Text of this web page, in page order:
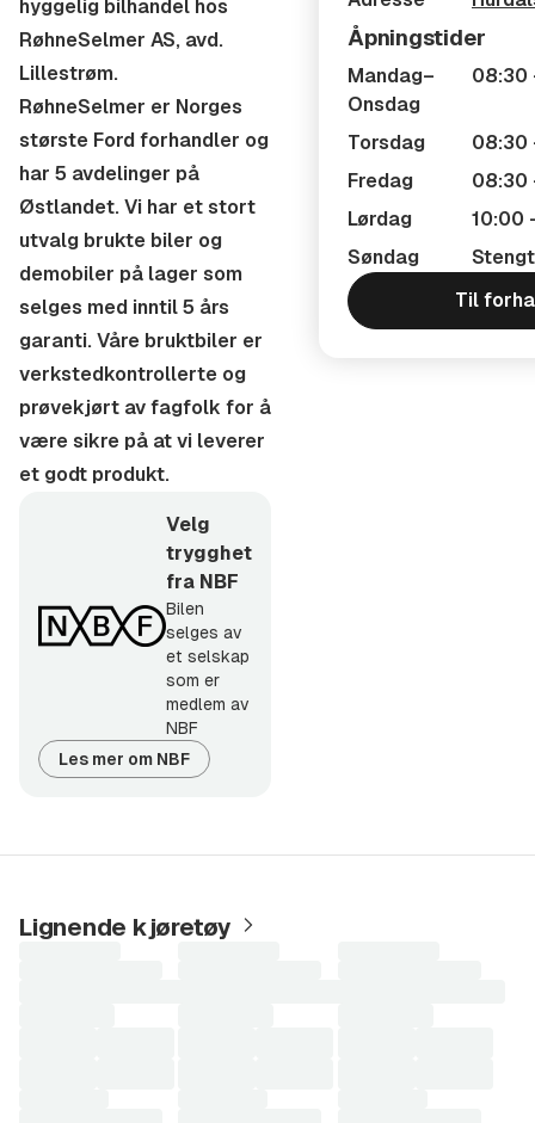
Norges største Ford forhandler i en årrekke. Vi har et
stor utvalg brukte biler og demobiler som selges med
inntil 5 års garanti. Våre bruktbiler er
verkstedkontrollerte og prøvekjørt av fagfolk for å
være sikre på at vi leverer et godt produkt. Vi leverer
biler over hele landet, og er behjelpelige med frakt av
bil.
Åpningstider
Man - Fre : 08.30-17.00
Torsdag : 08.30-19.00
Lørdag : 10.00-14.00
Fullstendig salgsinformasjon og opplysninger kan fås
direkte fra selger.
hyggelig bilhandel hos
RøhneSelmer AS, avd.
Lillestrøm.
RøhneSelmer er Norges
største Ford forhandler og
har 5 avdelinger på
Østlandet. Vi har et stort
utvalg brukte biler og
demobiler på lager som
selges med inntil 5 års
garanti. Våre bruktbiler er
verkstedkontrollerte og
prøvekjørt av fagfolk for å
være sikre på at vi leverer
et godt produkt.
Velg
trygghet
fra NBF
Bilen
selges av
et selskap
som er
medlem av
NBF
Les mer om NBF
Åpningstider
Mandag–
Onsdag
08:30
Torsdag
08:30
Fredag
08:30
Lørdag
10:00
Søndag
Stengt
Til
Lignende kjøretøy